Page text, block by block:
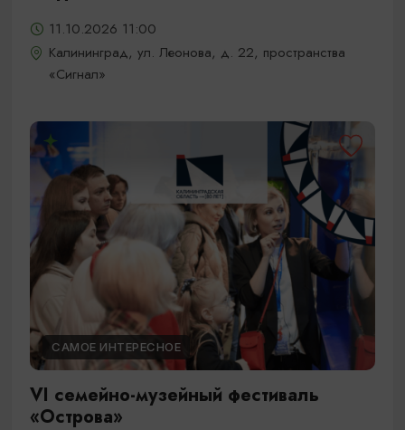
11.10.2026 11:00
Калининград, ул. Леонова, д. 22, пространства
«Сигнал»
САМОЕ ИНТЕРЕСНОЕ
VI семейно-музейный фестиваль
«Острова»